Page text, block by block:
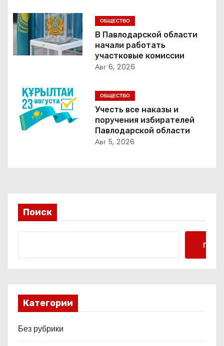
ц
и
я
о
з
а
с
я
ОБЩЕСТВО
В Павлодарской области
начали работать
участковые комиссии
Авг 6, 2026
ОБЩЕСТВО
Учесть все наказы и
поручения избирателей
Павлодарской области
Авг 5, 2026
Поиск
Поиск
Категории
Без рубрики